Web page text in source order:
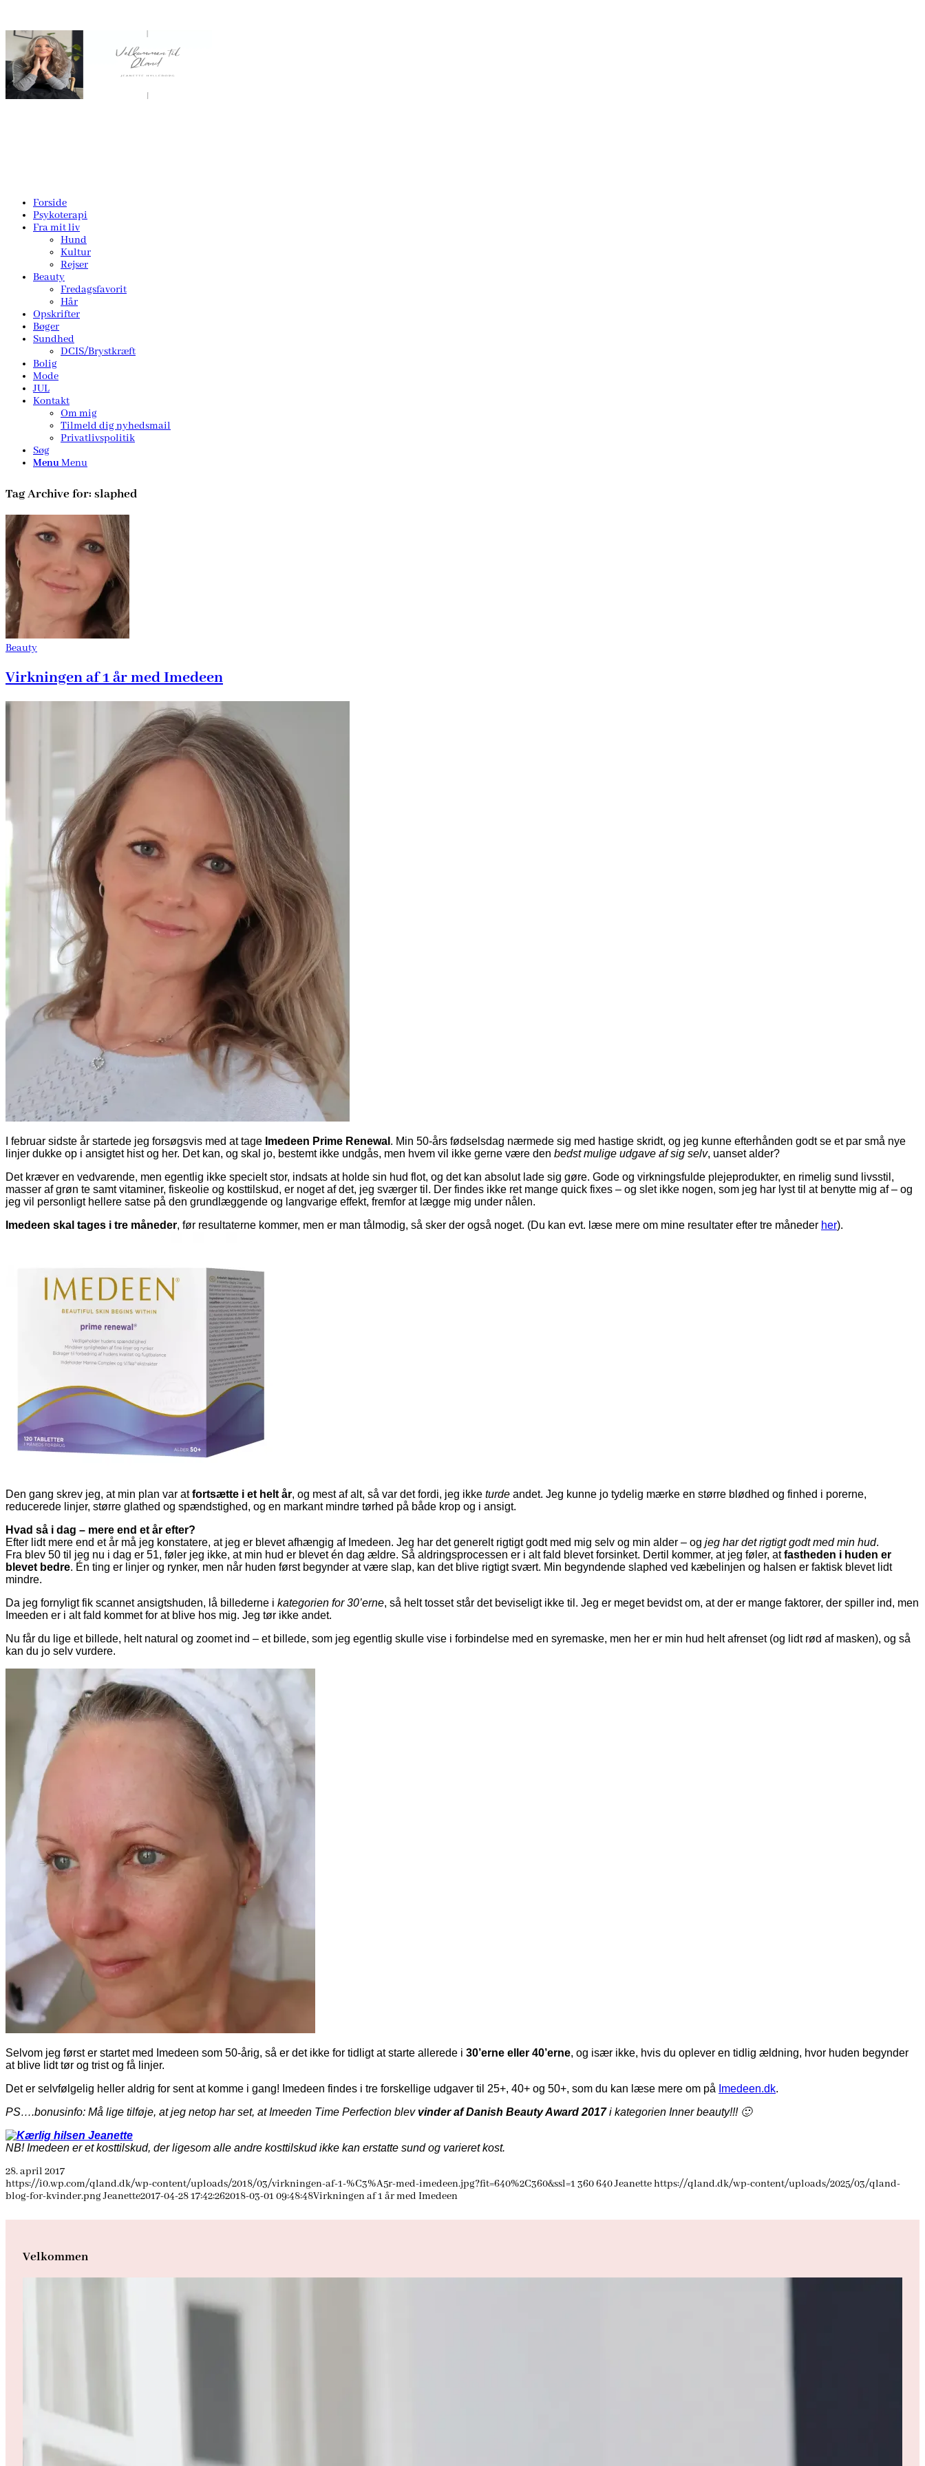
Forside
Psykoterapi
Fra mit liv
Hund
Kultur
Rejser
Beauty
Fredagsfavorit
Hår
Opskrifter
Bøger
Sundhed
DCIS/Brystkræft
Bolig
Mode
JUL
Kontakt
Om mig
Tilmeld dig nyhedsmail
Privatlivspolitik
Søg
MenuMenu
Tag Archive for: slaphed
Beauty
Virkningen af 1 år med Imedeen
I februar sidste år startede jeg forsøgsvis med at tage Imedeen Prime Renewal . Min 50-års fødselsdag nærmede sig med hastige skridt, og jeg kunne efterhånden godt se et par små nye
linjer dukke op i ansigtet hist og her. Det kan, og skal jo, bestemt ikke undgås, men hvem vil ikke gerne være den bedst mulige udgave af sig selv, uanset alder?
Det kræver en vedvarende, men egentlig ikke specielt stor, indsats at holde sin hud flot, og det kan absolut lade sig gøre. Gode og virkningsfulde plejeprodukter, en rimelig sund livsstil,
masser af grøn te samt vitaminer, fiskeolie og kosttilskud, er noget af det, jeg sværger til. Der findes ikke ret mange quick fixes – og slet ikke nogen, som jeg har lyst til at benytte mig af – og
jeg vil personligt hellere satse på den grundlæggende og langvarige effekt, fremfor at lægge mig under nålen.
Imedeen skal tages i tre måneder, før resultaterne kommer, men er man tålmodig, så sker der også noget. (Du kan evt. læse mere om mine resultater efter tre måneder her).
Den gang skrev jeg, at min plan var atfortsætte i et helt år, og mest af alt, så var det fordi, jeg ikke turde andet. Jeg kunne jo tydelig mærke en større blødhed og finhed i porerne,
reducerede linjer, større glathed og spændstighed, og en markant mindre tørhed på både krop og i ansigt.
Hvad så i dag – mere end et år efter?
Efter lidt mere end et år må jeg konstatere, at jeg er blevet afhængig af Imedeen. Jeg har det generelt rigtigt godt med mig selv og min alder – og jeg har det rigtigt godt med min hud.
Fra blev 50 til jeg nu i dag er 51, føler jeg ikke, at min hud er blevet én dag ældre. Så aldringsprocessen er i alt fald blevet forsinket. Dertil kommer, at jeg føler, atfastheden i huden er
blevet bedre. Én ting er linjer og rynker, men når huden først begynder at være slap, kan det blive rigtigt svært. Min begyndende slaphed ved kæbelinjen og halsen er faktisk blevet lidt
mindre.
Da jeg fornyligt fik scannet ansigtshuden, lå billederne i kategorien for 30’erne, så helt tosset står det beviseligt ikke til. Jeg er meget bevidst om, at der er mange faktorer, der spiller ind, men
Imeeden er i alt fald kommet for at blive hos mig. Jeg tør ikke andet.
Nu får du lige et billede, helt natural og zoomet ind – et billede, som jeg egentlig skulle vise i forbindelse med en syremaske, men her er min hud helt afrenset (og lidt rød af masken), og så
kan du jo selv vurdere.
Selvom jeg først er startet med Imedeen som 50-årig, så er det ikke for tidligt at starte allerede i 30’erne eller 40’erne, og især ikke, hvis du oplever en tidlig ældning, hvor huden begynder
at blive lidt tør og trist og få linjer.
Det er selvfølgelig heller aldrig for sent at komme i gang! Imedeen findes i tre forskellige udgaver til 25+, 40+ og 50+, som du kan læse mere om på Imedeen.dk.
PS….bonusinfo: Må lige tilføje, at jeg netop har set, at Imeeden Time Perfection blev vinder af Danish Beauty Award 2017i kategorien Inner beauty!!! 🙂
NB! Imedeen er et kosttilskud, der ligesom alle andre kosttilskud ikke kan erstatte sund og varieret kost.
28. april 2017
https://i0.wp.com/qland.dk/wp-content/uploads/2018/03/virkningen-af-1-%C3%A5r-med-imedeen.jpg?fit=640%2C360&ssl=1 360640Jeanettehttps://qland.dk/wp-content/uploads/2025/03/qland-
blog-for-kvinder.pngJeanette2017-04-28 17:42:262018-03-01 09:48:48Virkningen af 1 år med Imedeen
Velkommen